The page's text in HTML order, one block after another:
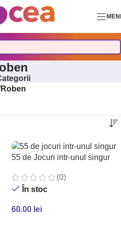
Roben
55 de Jocuri intr-unul singur
(0)
În stoc
60.00 lei